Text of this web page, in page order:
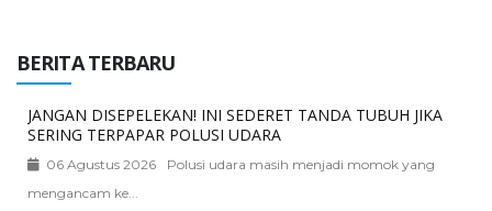
BERITA TERBARU
JANGAN DISEPELEKAN! INI SEDERET TANDA TUBUH JIKA
SERING TERPAPAR POLUSI UDARA
06 Agustus 2026
Polusi udara masih menjadi momok yang
mengancam ke...